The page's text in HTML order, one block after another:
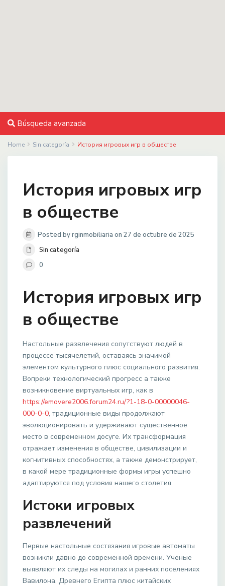
Búsqueda avanzada
Home Sin categoría История игровых игр в обществе
История игровых игр
в обществе
Posted by rginmobiliaria on 27 de octubre de 2025
Sin categoría
0
История игровых игр
в обществе
Настольные развлечения сопутствуют людей в
процессе тысячелетий, оставаясь значимой
элементом культурного плюс социального развития.
Вопреки технологический прогресс а также
возникновение виртуальных игр, как в
https://emovere2006.forum24.ru/?1-18-0-00000046-
000-0-0, традиционные виды продолжают
эволюционировать и удерживают существенное
место в современном досуге. Их трансформация
отражает изменения в обществе, цивилизации и
когнитивных способностях, а также демонстрирует,
в какой мере традиционные формы игры успешно
адаптируются под условия нашего столетия.
Истоки игровых
развлечений
Первые настольные состязания игровые автоматы
возникли давно до современной времени. Ученые
выявляют их следы на могилах и ранних поселениях
Вавилона, Древнего Египта плюс китайских